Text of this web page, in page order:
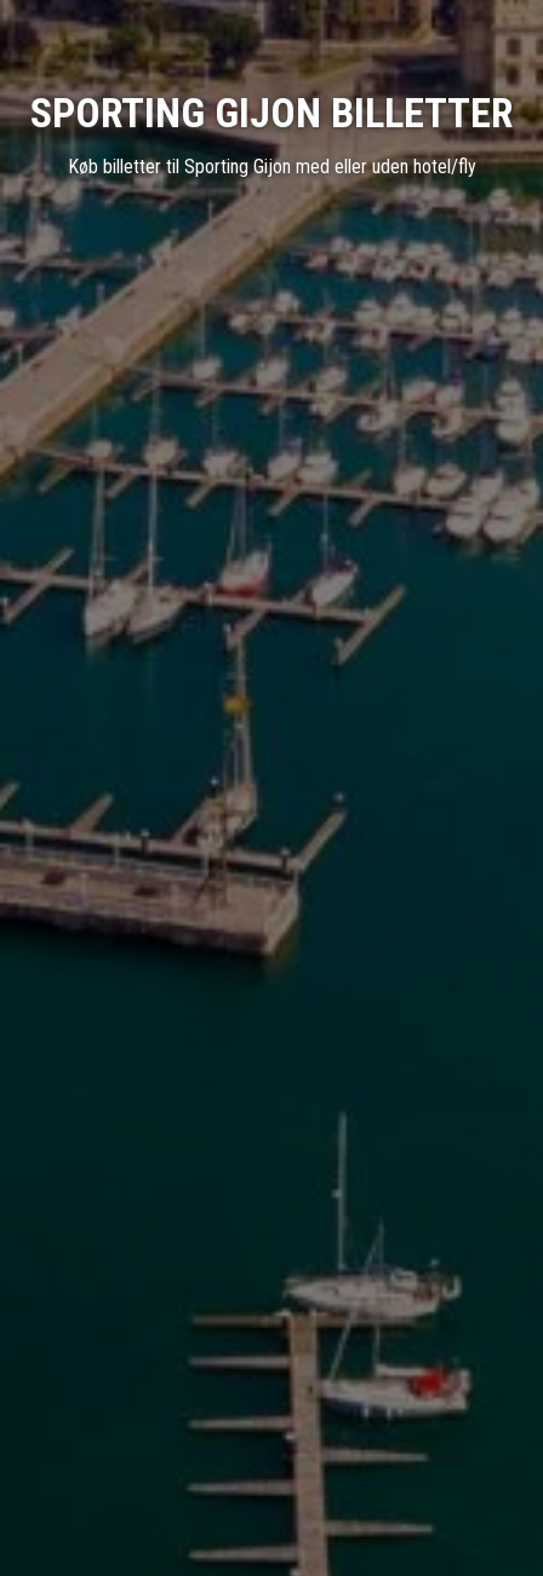
SPORTING GIJON BILLETTER
Køb billetter til Sporting Gijon med eller uden hotel/fly